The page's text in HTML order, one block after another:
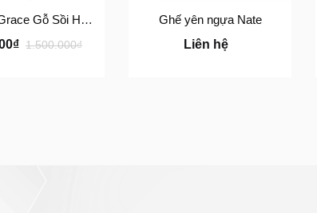
Ghế Ăn Grace Gỗ Sồi Hiện Đại – Ghế Da Hàn Quốc Cao Cấp MVP HOME
1.500.000₫
Ghế yên ngựa Nate
Liên hệ